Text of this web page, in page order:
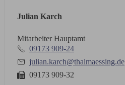
Julian Karch
Mitarbeiter Hauptamt
09173 909-24
julian.karch@thalmaessing.de
09173 909-32